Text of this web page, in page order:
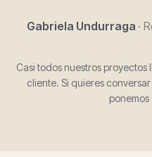
Gabriela Undurraga ·
Casi todos nuestros
cliente. Si quieres